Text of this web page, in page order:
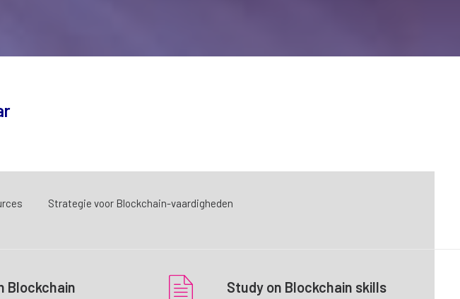
Strategie voor Blockchain-vaardigheden
Blockchain
Study on Blockchain skills